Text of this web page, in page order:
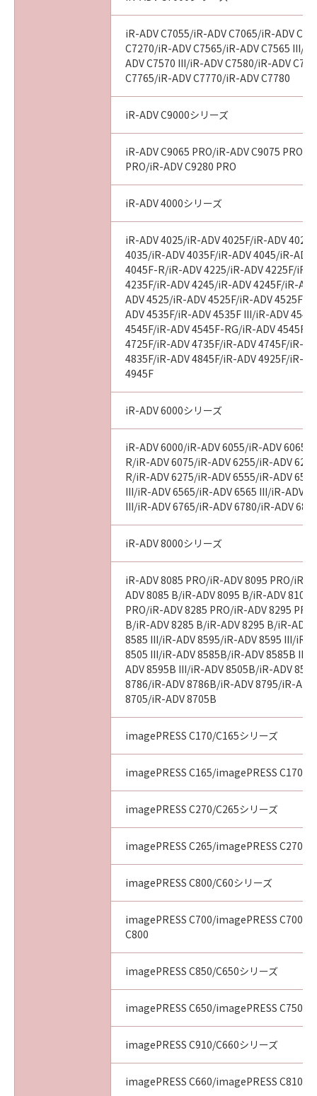
iR-ADV C7055/iR-ADV C7065/iR-ADV
C7270/iR-ADV C7565/iR-ADV C7565 III/
ADV C7570 III/iR-ADV C7580/iR-ADV
C7765/iR-ADV C7770/iR-ADV C7780
iR-ADV C9000シリーズ
iR-ADV C9065 PRO/iR-ADV C9075 PRO/
PRO/iR-ADV C9280 PRO
iR-ADV 4000シリーズ
iR-ADV 4025/iR-ADV 4025F/iR-ADV
4035/iR-ADV 4035F/iR-ADV 4045/iR-ADV
4045F-R/iR-ADV 4225/iR-ADV 4225F/iR-
4235F/iR-ADV 4245/iR-ADV 4245F/iR-
ADV 4525/iR-ADV 4525F/iR-ADV 4525F
ADV 4535F/iR-ADV 4535F III/iR-ADV
4545F/iR-ADV 4545F-RG/iR-ADV 4545F
4725F/iR-ADV 4735F/iR-ADV 4745F/iR-
4835F/iR-ADV 4845F/iR-ADV 4925F/iR-
4945F
iR-ADV 6000シリーズ
iR-ADV 6000/iR-ADV 6055/iR-ADV 6065/
R/iR-ADV 6075/iR-ADV 6255/iR-ADV
R/iR-ADV 6275/iR-ADV 6555/iR-ADV
III/iR-ADV 6565/iR-ADV 6565 III/iR-ADV
III/iR-ADV 6765/iR-ADV 6780/iR-ADV
iR-ADV 8000シリーズ
iR-ADV 8085 PRO/iR-ADV 8095 PRO/iR-
ADV 8085 B/iR-ADV 8095 B/iR-ADV 8105
PRO/iR-ADV 8285 PRO/iR-ADV 8295
B/iR-ADV 8285 B/iR-ADV 8295 B/iR-ADV
8585 III/iR-ADV 8595/iR-ADV 8595 III/iR-
8505 III/iR-ADV 8585B/iR-ADV 8585B III/
ADV 8595B III/iR-ADV 8505B/iR-ADV
8786/iR-ADV 8786B/iR-ADV 8795/iR-
8705/iR-ADV 8705B
imagePRESS C170/C165シリーズ
imagePRESS C165/imagePRESS C170
imagePRESS C270/C265シリーズ
imagePRESS C265/imagePRESS C270
imagePRESS C800/C60シリーズ
imagePRESS C700/imagePRESS C700L/
C800
imagePRESS C850/C650シリーズ
imagePRESS C650/imagePRESS C750/
imagePRESS C910/C660シリーズ
imagePRESS C660/imagePRESS C810/